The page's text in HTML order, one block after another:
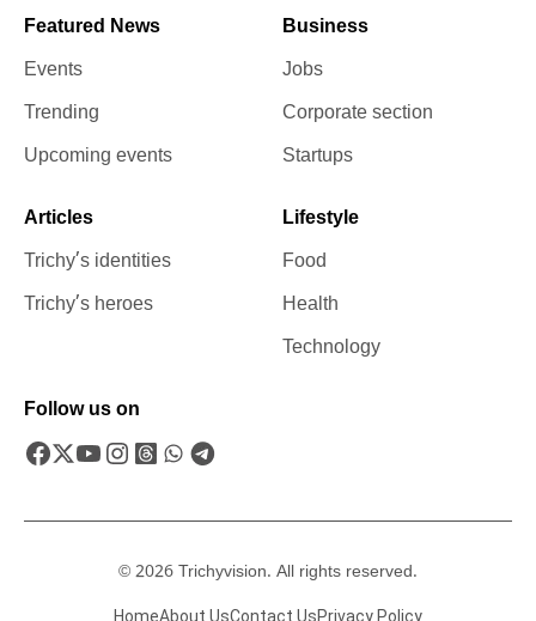
Featured News
Events
Trending
Upcoming events
Business
Jobs
Corporate section
Startups
Articles
Trichy’s identities
Trichy’s heroes
Lifestyle
Food
Health
Technology
Follow us on
© 2026 Trichyvision. All rights reserved.
HomeAbout UsContact UsPrivacy Policy